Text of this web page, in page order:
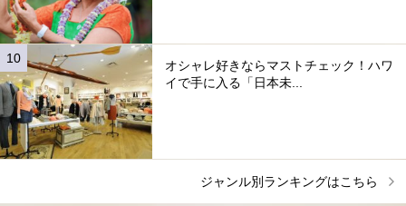
オシャレ好きならマストチェック！ハワ
イで手に入る「日本未...
ジャンル別ランキングはこちら